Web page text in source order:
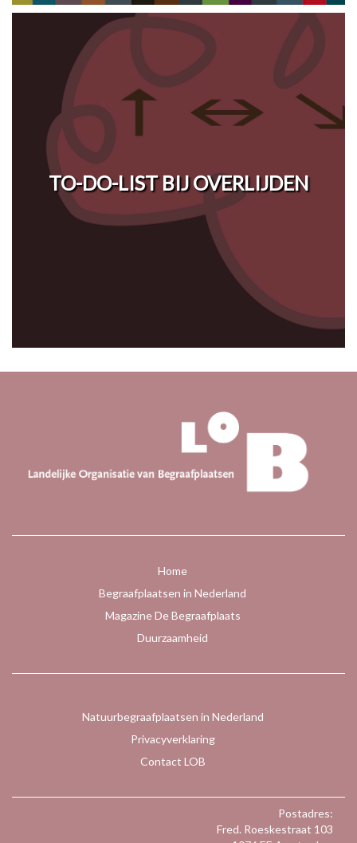
TO-DO-LIST BIJ OVERLIJDEN
Home
Begraafplaatsen in Nederland
Magazine De Begraafplaats
Duurzaamheid
Natuurbegraafplaatsen in Nederland
Privacyverklaring
Contact LOB
Postadres:
Fred. Roeskestraat 103